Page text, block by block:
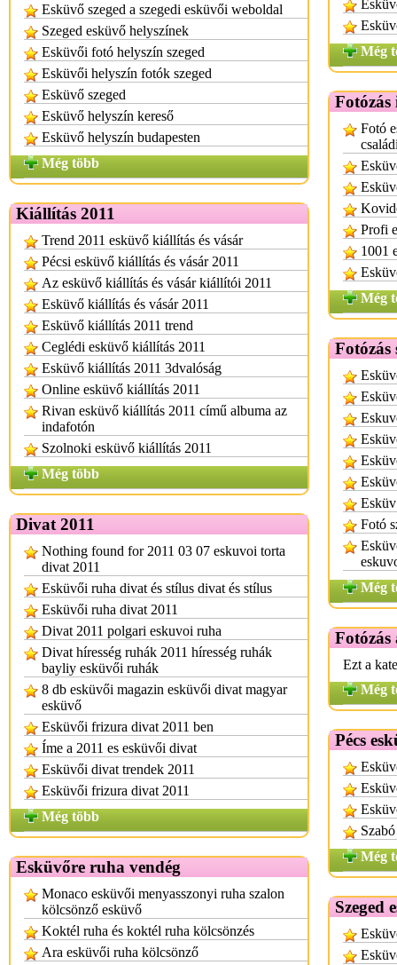
Esküvő szeged a szegedi esküvői weboldal
Szeged esküvő helyszínek
Esküvői fotó helyszín szeged
Esküvői helyszín fotók szeged
Esküvő szeged
Esküvő helyszín kereső
Esküvő helyszín budapesten
Még több
Kiállítás 2011
Trend 2011 esküvő kiállítás és vásár
Pécsi esküvő kiállítás és vásár 2011
Az esküvő kiállítás és vásár kiállítói 2011
Esküvő kiállítás és vásár 2011
Esküvő kiállítás 2011 trend
Ceglédi esküvő kiállítás 2011
Esküvő kiállítás 2011 3dvalóság
Online esküvő kiállítás 2011
Rivan esküvő kiállítás 2011 című albuma az
indafotón
Szolnoki esküvő kiállítás 2011
Még több
Divat 2011
Nothing found for 2011 03 07 eskuvoi torta
divat 2011
Esküvői ruha divat és stílus divat és stílus
Esküvői ruha divat 2011
Divat 2011 polgari eskuvoi ruha
Divat híresség ruhák 2011 híresség ruhák
bayliy esküvői ruhák
8 db esküvői magazin esküvői divat magyar
esküvő
Esküvői frizura divat 2011 ben
Íme a 2011 es esküvői divat
Esküvői divat trendek 2011
Esküvői frizura divat 2011
Még több
Esküvőre ruha vendég
Monaco esküvői menyasszonyi ruha szalon
kölcsönző esküvő
Koktél ruha és koktél ruha kölcsönzés
Ara esküvői ruha kölcsönző
Még
Fotózás
Fotó
Profi
1001
Még
Fotózás
Fotó
Még
Fotózás
Ezt a
Még
Pécs
Még
Szeged